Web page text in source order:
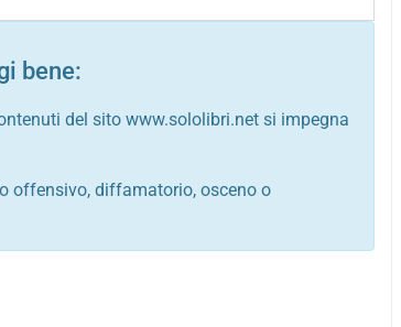
bene:
del sito www.sololibri.net si impegna
offensivo, diffamatorio, osceno o
e di quelle internazionali
denigratorio e sbeffeggiatorio
dell'ordine pubblico